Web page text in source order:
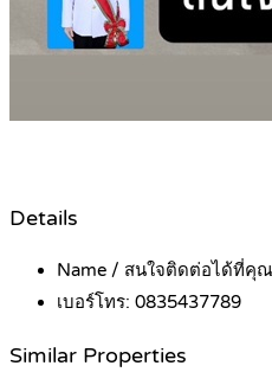
Details
Name / สนใจติดต่อได้ที่คุ
เบอร์โทร: 0835437789
Similar Properties